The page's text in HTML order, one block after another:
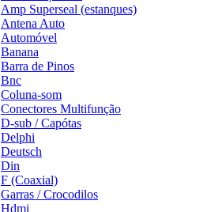
Amp Superseal (estanques)
Antena Auto
Automóvel
Banana
Barra de Pinos
Bnc
Coluna-som
Conectores Multifunção
D-sub / Capótas
Delphi
Deutsch
Din
F (Coaxial)
Garras / Crocodilos
Hdmi